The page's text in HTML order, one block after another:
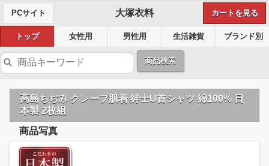
PCサイト 大塚衣料 カートを見る
トップ 女性用 男性用 生活雑貨 ブランド別
商品検索
高島ちぢみ クレープ肌着 紳士U首シャツ 綿100% 日
本製 2枚組
商品写真